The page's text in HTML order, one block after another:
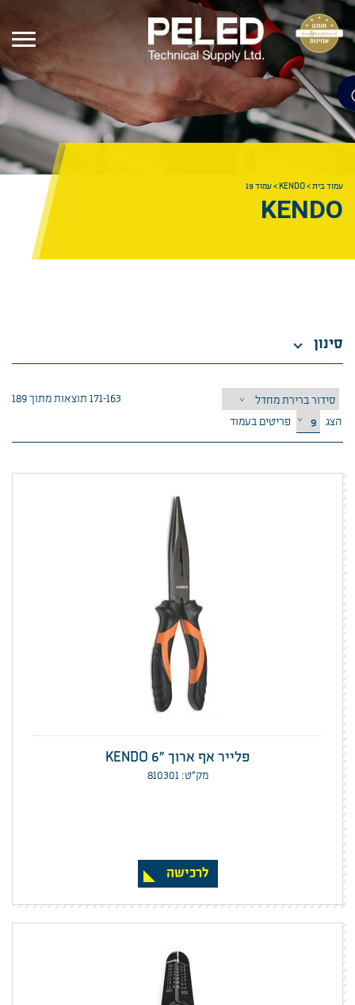
עמוד בית>
KENDO
>עמוד 19
KENDO
סינון
163–171 תוצאות מתוך 189
הצג
פריטים בעמוד
פלייר אף ארוך "KENDO 6
מק”ט: 810301
לרכישה